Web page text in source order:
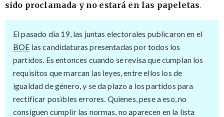
sido proclamada y no estará en las papeletas.
El pasado día 19, las juntas electorales publicaron en el
BOE las candidaturas presentadas por todos los
partidos. Es entonces cuando se revisa que cumplan los
requisitos que marcan las leyes, entre ellos los de
igualdad de género, y se da plazo a los partidos para
rectificar posibles errores. Quienes, pese a eso, no
consiguen cumplir las normas, no aparecen en la lista